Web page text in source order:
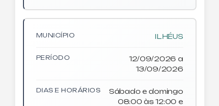
MUNICÍPIO ILHÉUS
PERÍODO
12/09/2026 a
13/09/2026
DIAS E HORÁRIOS
Sábado e domingo
08:00 às 12:00 e